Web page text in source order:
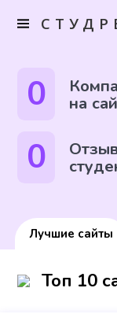
0 на
0
Лучшие сайты
Топ 10